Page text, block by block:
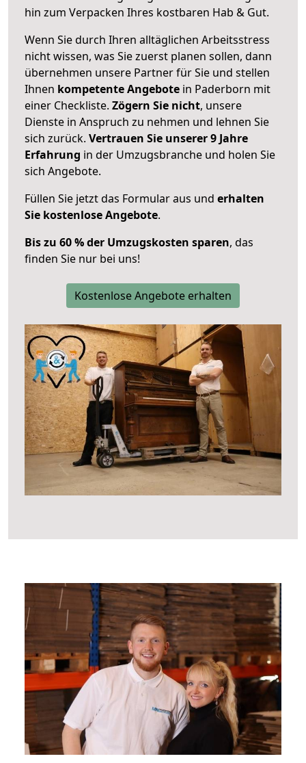
hin zum Verpacken Ihres kostbaren Hab & Gut.
Wenn Sie durch Ihren alltäglichen Arbeitsstress
nicht wissen, was Sie zuerst planen sollen, dann
übernehmen unsere Partner für Sie und stellen
Ihnen kompetente Angebote in Paderborn mit
einer Checkliste. Zögern Sie nicht, unsere
Dienste in Anspruch zu nehmen und lehnen Sie
sich zurück. Vertrauen Sie unserer 9 Jahre
Erfahrung in der Umzugsbranche und holen Sie
sich Angebote.
Füllen Sie jetzt das Formular aus und erhalten
Sie kostenlose Angebote.
Bis zu 60 % der Umzugskosten sparen, das
finden Sie nur bei uns!
Kostenlose Angebote erhalten